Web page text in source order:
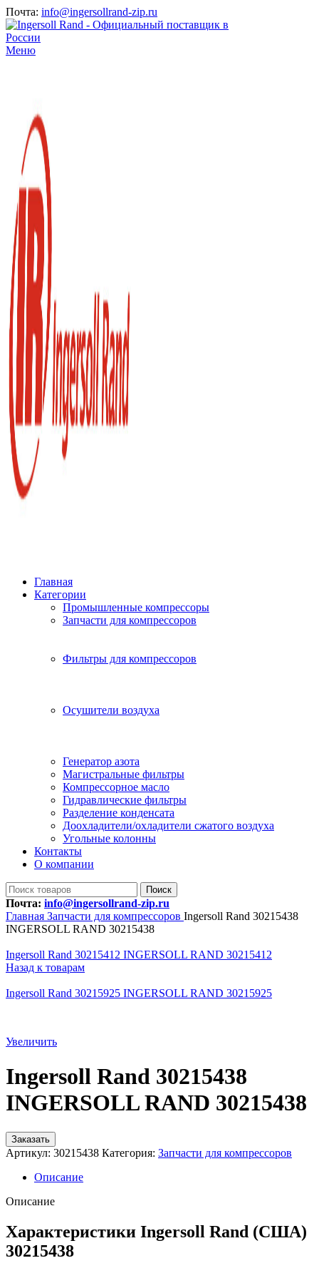
Почта: info@ingersollrand-zip.ru
Меню
Главная
Категории
Промышленные компрессоры
Запчасти для компрессоров
Фильтры для компрессоров
Осушители воздуха
Генератор азота
Магистральные фильтры
Компрессорное масло
Гидравлические фильтры
Разделение конденсата
Доохладители/охладители сжатого воздуха
Угольные колонны
Контакты
О компании
Поиск
Почта: info@ingersollrand-zip.ru
Главная Запчасти для компрессоров Ingersoll Rand 30215438
INGERSOLL RAND 30215438
Ingersoll Rand 30215412 INGERSOLL RAND 30215412
Назад к товарам
Ingersoll Rand 30215925 INGERSOLL RAND 30215925
Увеличить
Ingersoll Rand 30215438
INGERSOLL RAND 30215438
Заказать
Артикул: 30215438 Категория: Запчасти для компрессоров
Описание
Описание
Характеристики Ingersoll Rand (США)
30215438